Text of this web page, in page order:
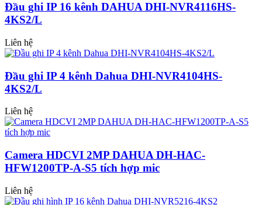
Đầu ghi IP 16 kênh DAHUA DHI-NVR4116HS-
4KS2/L
Liên hệ
Đầu ghi IP 4 kênh Dahua DHI-NVR4104HS-
4KS2/L
Liên hệ
Camera HDCVI 2MP DAHUA DH-HAC-
HFW1200TP-A-S5 tích hợp mic
Liên hệ